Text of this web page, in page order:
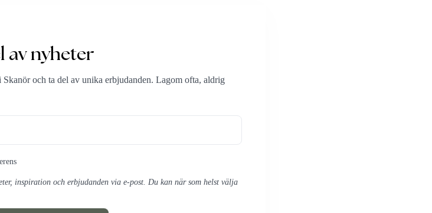
av nyheter
och ta del av unika erbjudanden. Lagom ofta, aldrig
inspiration och erbjudanden via e-post. Du kan när som helst välja